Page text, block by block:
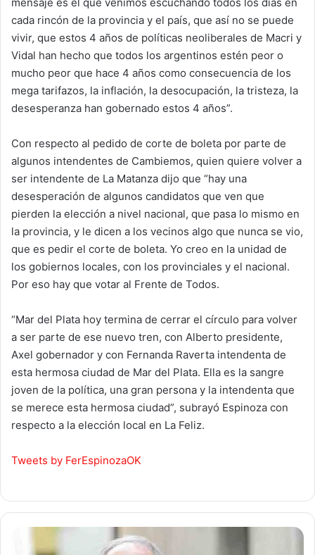
mensaje es el que venimos escuchando todos los días en
cada rincón de la provincia y el país, que así no se puede
vivir, que estos 4 años de políticas neoliberales de Macri y
Vidal han hecho que todos los argentinos estén peor o
mucho peor que hace 4 años como consecuencia de los
mega tarifazos, la inflación, la desocupación, la tristeza, la
desesperanza han gobernado estos 4 años”.
Con respecto al pedido de corte de boleta por parte de
algunos intendentes de Cambiemos, quien quiere volver a
ser intendente de La Matanza dijo que “hay una
desesperación de algunos candidatos que ven que
pierden la elección a nivel nacional, que pasa lo mismo en
la provincia, y le dicen a los vecinos algo que nunca se vio,
que es pedir el corte de boleta. Yo creo en la unidad de
los gobiernos locales, con los provinciales y el nacional.
Por eso hay que votar al Frente de Todos.
“Mar del Plata hoy termina de cerrar el círculo para volver
a ser parte de ese nuevo tren, con Alberto presidente,
Axel gobernador y con Fernanda Raverta intendenta de
esta hermosa ciudad de Mar del Plata. Ella es la sangre
joven de la política, una gran persona y la intendenta que
se merece esta hermosa ciudad”, subrayó Espinoza con
respecto a la elección local en La Feliz.
Tweets by FerEspinozaOK
Hirsch